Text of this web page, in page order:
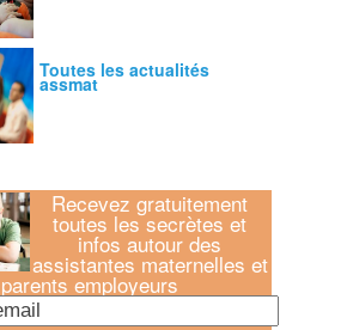
Recevez gratuitement
toutes les secrètes et
infos autour des
assistantes maternelles et
parents employeurs